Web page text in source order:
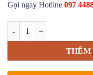
Gọi ngay Hotline 097
THÊM